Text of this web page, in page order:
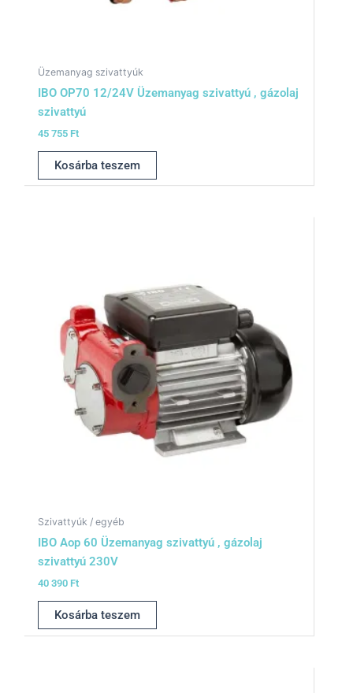
Üzemanyag szivattyúk
IBO OP70 12/24V Üzemanyag szivattyú , gázolaj
szivattyú
45 755 Ft
Kosárba teszem
Szivattyúk / egyéb
IBO Aop 60 Üzemanyag szivattyú , gázolaj
szivattyú 230V
40 390 Ft
Kosárba teszem